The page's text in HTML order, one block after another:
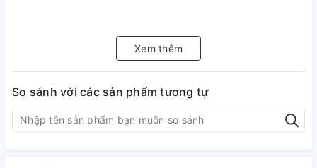
9 cấp độ công suất
Xem thêm
So sánh với các sản phẩm tương tự